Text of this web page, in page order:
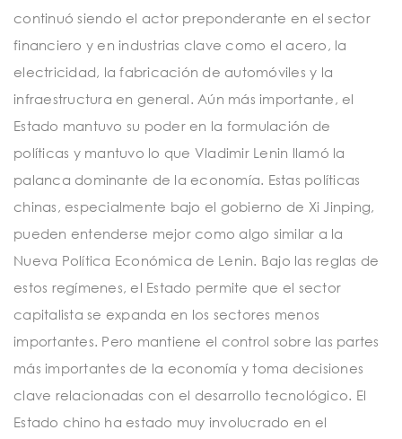
continuó siendo el actor preponderante en el sector
financiero y en industrias clave como el acero, la
electricidad, la fabricación de automóviles y la
infraestructura en general. Aún más importante, el
Estado mantuvo su poder en la formulación de
políticas y mantuvo lo que Vladimir Lenin llamó la
palanca dominante de la economía. Estas políticas
chinas, especialmente bajo el gobierno de Xi Jinping,
pueden entenderse mejor como algo similar a la
Nueva Política Económica de Lenin. Bajo las reglas de
estos regímenes, el Estado permite que el sector
capitalista se expanda en los sectores menos
importantes. Pero mantiene el control sobre las partes
más importantes de la economía y toma decisiones
clave relacionadas con el desarrollo tecnológico. El
Estado chino ha estado muy involucrado en el